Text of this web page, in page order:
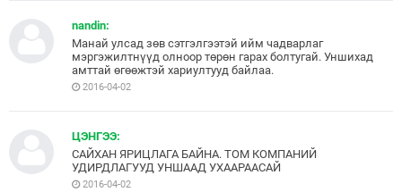
nandin:
Манай улсад зөв сэтгэлгээтэй ийм чадварлаг
мэргэжилтнүүд олноор төрөн гарах болтугай. Уншихад
амттай өгөөжтэй хариултууд байлаа.
2016-04-02
ЦЭНГЭЭ:
САЙХАН ЯРИЦЛАГА БАЙНА. ТОМ КОМПАНИЙ
УДИРДЛАГУУД УНШААД УХААРААСАЙ
2016-04-02